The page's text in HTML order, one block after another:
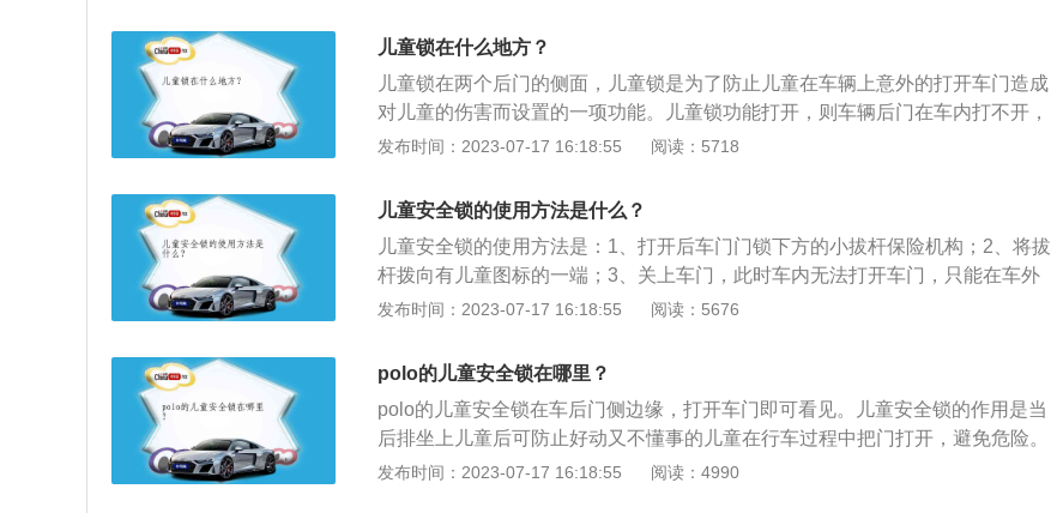
须记得上儿童安全锁，行车途中还要时刻检查车内中控锁是否在锁止状态。2、
常见的儿童安全锁开关有两种形式，一种是旋钮式，一种是拨动式。
儿童锁在什么地方？
儿童锁在两个后门的侧面，儿童锁是为了防止儿童在车辆上意外的打开车门造成
对儿童的伤害而设置的一项功能。儿童锁功能打开，则车辆后门在车内打不开，
儿童锁功能关闭时，在车内部和外面都可打开车辆后门。儿童锁的类型包括：
锁及解锁操作；2、拨动式：上下拨打开关即可完成开启和关闭的切换，使用起
来更加方便。
发布时间：2023-07-17 16:18:55 阅读：5718
儿童安全锁的使用方法是什么？
儿童安全锁的使用方法是：1、打开后车门门锁下方的小拔杆保险机构；2、将拔
杆拨向有儿童图标的一端；3、关上车门，此时车内无法打开车门，只能在车外
打开。汽车儿童安全锁的作用是：当后排座位上有儿童时，可防止儿童在行车过
钮式以及拨动式，旋钮式儿童锁需要使用钥匙插到相应的孔中才能转动旋钮开关
进行上锁及解锁操作，比拨动式儿童锁要复杂。
发布时间：2023-07-17 16:18:55 阅读：5676
polo的儿童安全锁在哪里？
polo的儿童安全锁在车后门侧边缘，打开车门即可看见。儿童安全锁的作用是当
后排坐上儿童后可防止好动又不懂事的儿童在行车过程中把门打开，避免危险。
注意事项：1、儿童锁开启时请勿把儿童或需要帮助的人单独留置车内，紧急情
发布时间：2023-07-17 16:18:55 阅读：4990